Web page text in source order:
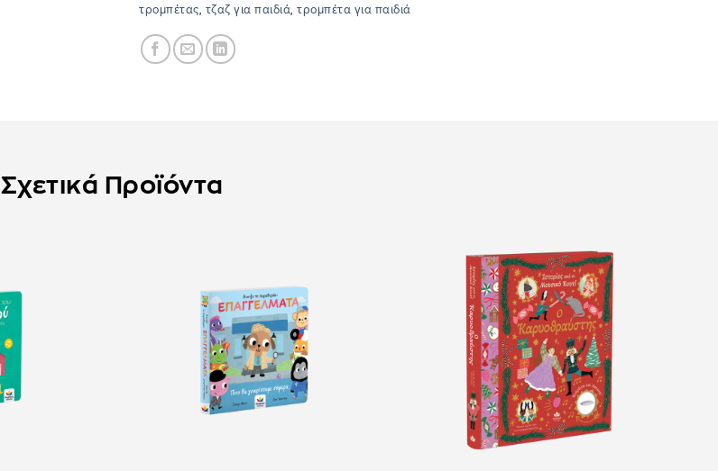
τρομπέτας, τζαζ για παιδιά, τρομπέτα για παιδιά
Σχετικά Προϊόντα